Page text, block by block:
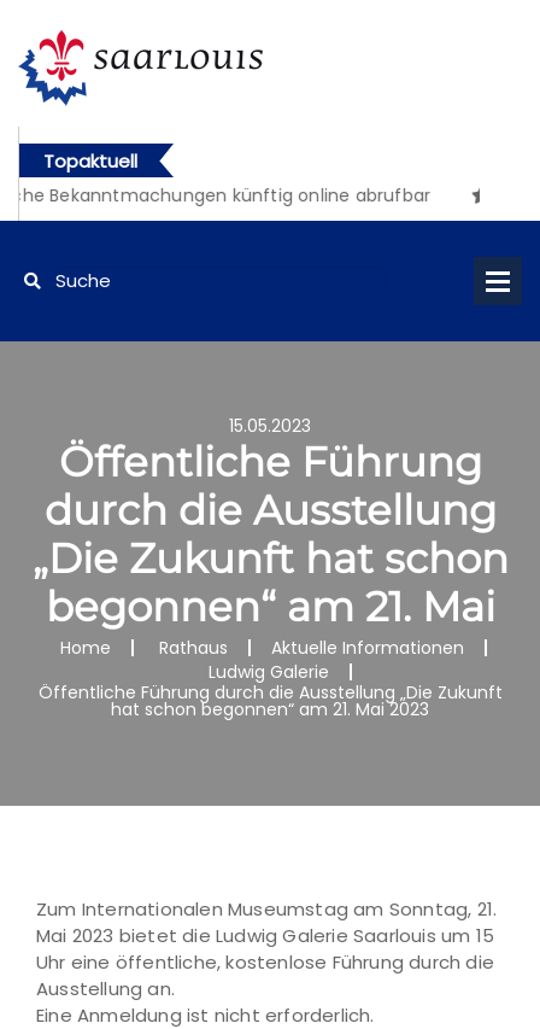
Topaktuell
Bekanntmachungen künftig online abrufbar
15.05.2023
Öffentliche Führung
durch die Ausstellung
„Die Zukunft hat schon
begonnen“ am 21. Mai
Home Rathaus
Aktuelle Informationen
Ludwig Galerie
Öffentliche Führung durch die Ausstellung „Die Zukunft
hat schon begonnen“ am 21. Mai 2023
Zum Internationalen Museumstag am Sonntag, 21.
Mai 2023 bietet die Ludwig Galerie Saarlouis um 15
Uhr eine öffentliche, kostenlose Führung durch die
Ausstellung an.
Eine Anmeldung ist nicht erforderlich.